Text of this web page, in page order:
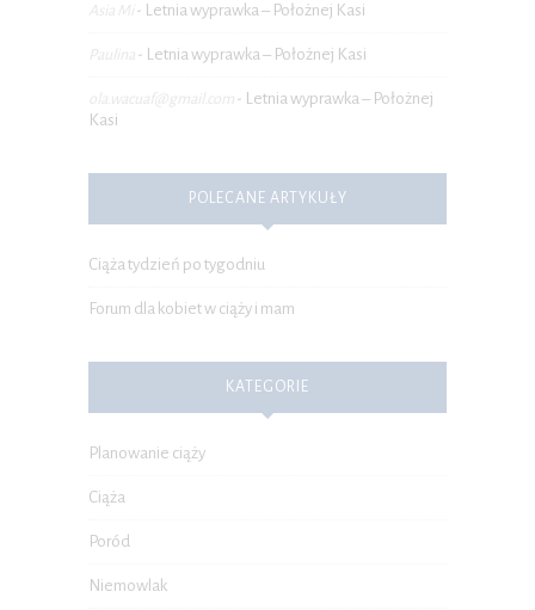
Asia Mi - Letnia wyprawka – Położnej Kasi
Paulina - Letnia wyprawka – Położnej Kasi
ola.wacuaf@gmail.com - Letnia wyprawka – Położnej
Kasi
POLECANE ARTYKUŁY
Ciąża tydzień po tygodniu
Forum dla kobiet w ciąży i mam
KATEGORIE
Planowanie ciąży
Ciąża
Poród
Niemowlak